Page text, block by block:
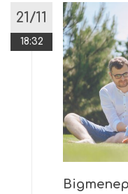
21/11
18:32